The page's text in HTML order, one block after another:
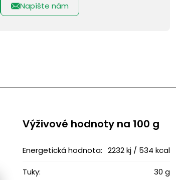
Napíšte nám
Výživové ​​hodnoty na 100 g
Energetická hodnota: 2232 kj / 534 kcal
Tuky: 30 g